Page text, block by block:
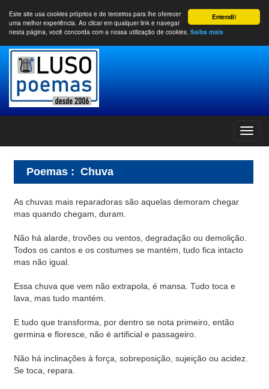
Entendi!
Este site usa cookies próprios e de terceiros para lhe oferecer
uma melhor experiência. Ao clicar em qualquer link e navegar
nesta página, você concorda com a nossa utilização de cookies. Saiba mais
Poemas : Chuva
As chuvas mais reparadoras são aquelas demoram chegar
mas quando chegam, duram.
Não há alarde, trovões ou ventos, degradação ou demolição.
Todos os cantos e os costumes se mantém, tudo fica intacto
mas não igual.
Essa chuva que vem não extrapola, é mansa. Tudo toca e
lava, mas tudo mantém.
E tudo que transforma, por dentro se nota primeiro, então
germina e floresce, não é artificial e passageiro.
Não há inclinações à força, sobreposição, sujeição ou acidez.
Se toca, repara.